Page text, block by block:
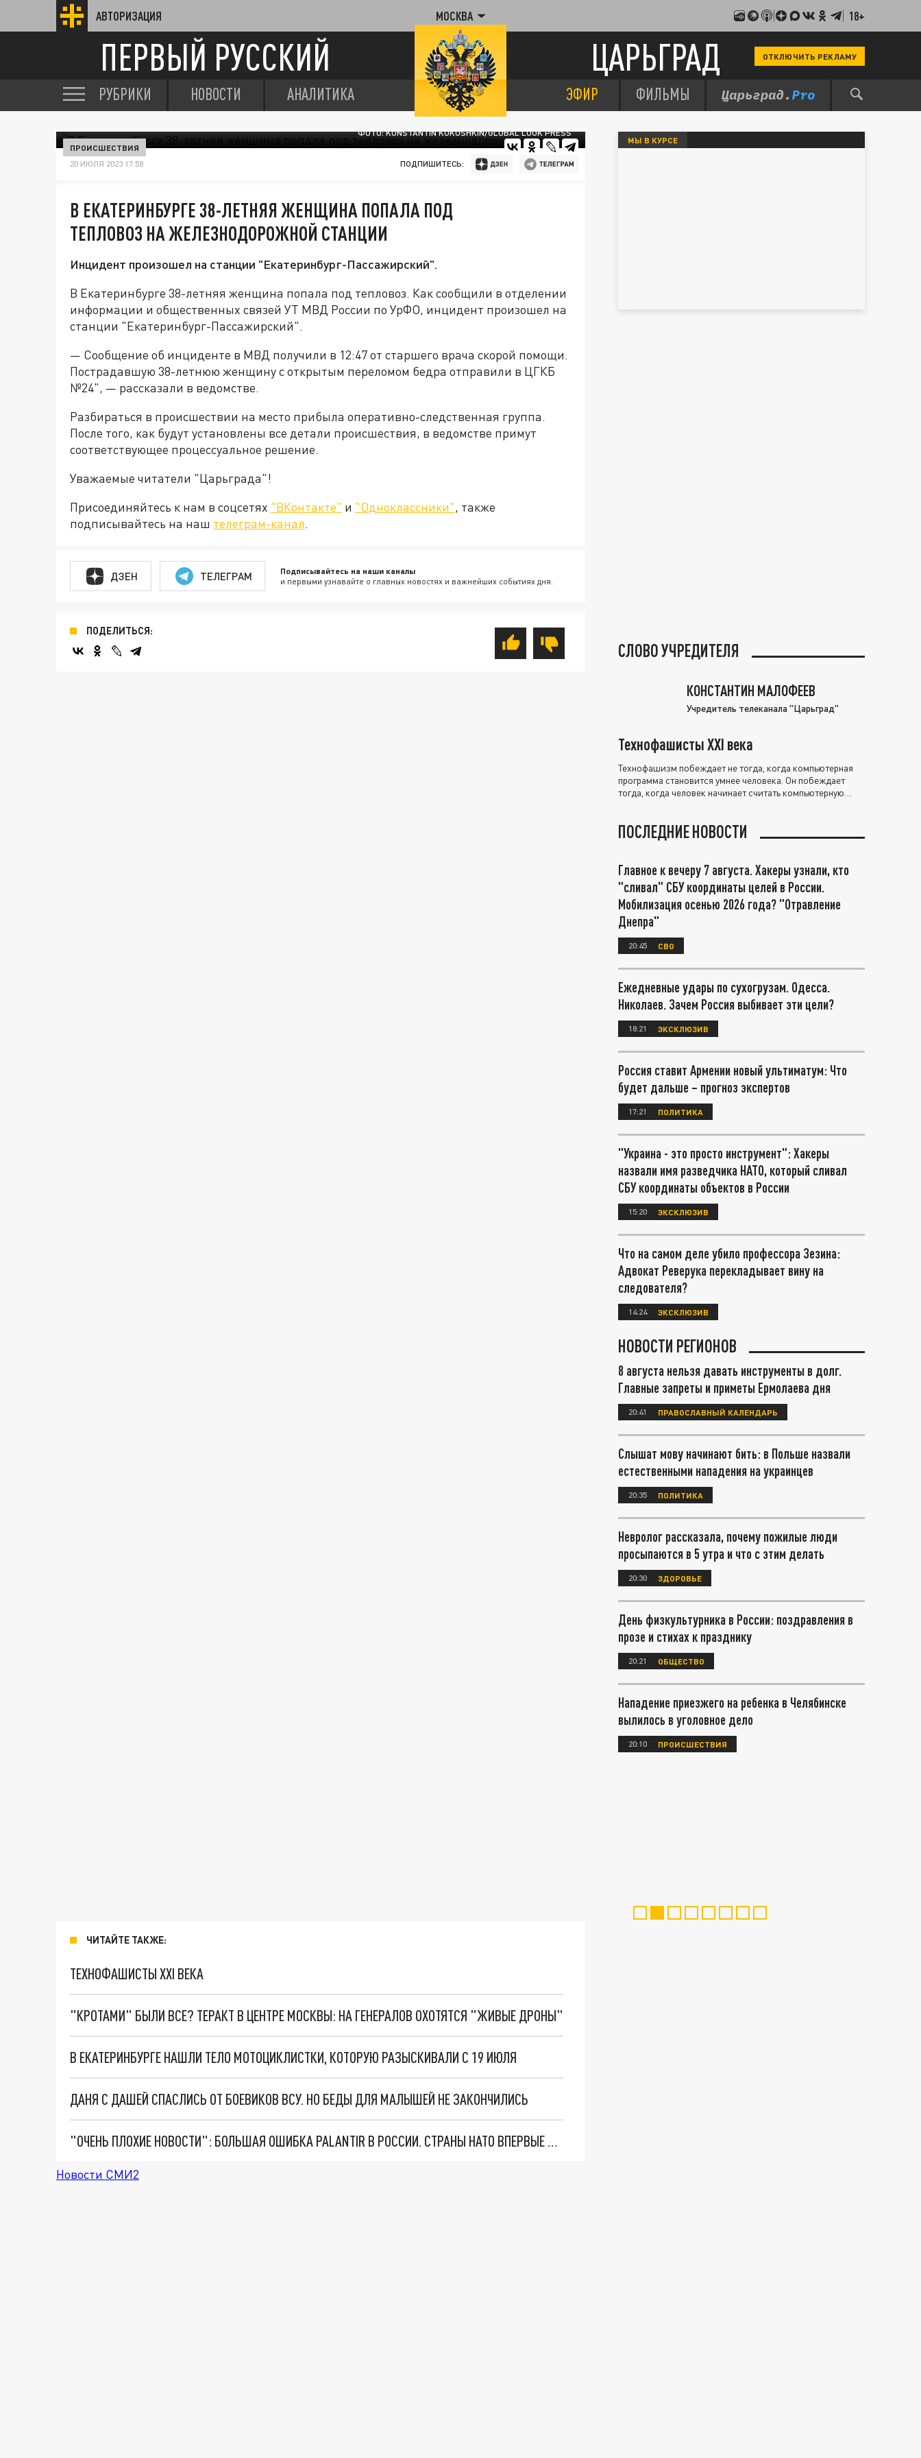
АВТОРИЗАЦИЯ МОСКВА 18+
ПЕРВЫЙ РУССКИЙ ЦАРЬГРАД ОТКЛЮЧИТЬ РЕКЛАМУ
РУБРИКИ НОВОСТИ АНАЛИТИКА ЭФИР ФИЛЬМЫ
ФОТО: KONSTANTIN KOKOSHKIN/GLOBAL LOOK PRESS
ПРОИСШЕСТВИЯ
20 ИЮЛЯ 2023 17:58 ПОДПИШИТЕСЬ:
В ЕКАТЕРИНБУРГЕ 38-ЛЕТНЯЯ ЖЕНЩИНА ПОПАЛА ПОД
ТЕПЛОВОЗ НА ЖЕЛЕЗНОДОРОЖНОЙ СТАНЦИИ
Инцидент произошел на станции "Екатеринбург-Пассажирский".
В Екатеринбурге 38-летняя женщина попала под тепловоз. Как сообщили в отделении
информации и общественных связей УТ МВД России по УрФО, инцидент произошел на
станции "Екатеринбург-Пассажирский".
— Сообщение об инциденте в МВД получили в 12:47 от старшего врача скорой помощи.
Пострадавшую 38-летнюю женщину с открытым переломом бедра отправили в ЦГКБ
№24", — рассказали в ведомстве.
Разбираться в происшествии на место прибыла оперативно-следственная группа.
После того, как будут установлены все детали происшествия, в ведомстве примут
соответствующее процессуальное решение.
Уважаемые читатели "Царьграда"!
Присоединяйтесь к нам в соцсетях "ВКонтакте" и "Одноклассники", также
подписывайтесь на наш телеграм-канал.
ДЗЕН ТЕЛЕГРАМ Подписывайтесь на наши каналы
и первыми узнавайте о главных новостях и важнейших событиях дня.
ПОДЕЛИТЬСЯ:
ЧИТАЙТЕ ТАКЖЕ:
ТЕХНОФАШИСТЫ XXI ВЕКА
"КРОТАМИ" БЫЛИ ВСЕ? ТЕРАКТ В ЦЕНТРЕ МОСКВЫ: НА ГЕНЕРАЛОВ ОХОТЯТСЯ "ЖИВЫЕ ДРОНЫ"
В ЕКАТЕРИНБУРГЕ НАШЛИ ТЕЛО МОТОЦИКЛИСТКИ, КОТОРУЮ РАЗЫСКИВАЛИ С 19 ИЮЛЯ
ДАНЯ С ДАШЕЙ СПАСЛИСЬ ОТ БОЕВИКОВ ВСУ. НО БЕДЫ ДЛЯ МАЛЫШЕЙ НЕ ЗАКОНЧИЛИСЬ
"ОЧЕНЬ ПЛОХИЕ НОВОСТИ": БОЛЬШАЯ ОШИБКА PALANTIR В РОССИИ. СТРАНЫ НАТО ВПЕРВЫЕ ЗА СВО ОСТАНОВИЛИ ПОСТАВКИ ОРУЖИЯ. ВСУ ТЕРЯЮТ ПРИГРАНИЧЬЕ?
Новости СМИ2
МЫ В КУРСЕ
СЛОВО УЧРЕДИТЕЛЯ
КОНСТАНТИН МАЛОФЕЕВ
Учредитель телеканала "Царьград"
Технофашисты XXI века
Технофашизм побеждает не тогда, когда компьютерная
программа становится умнее человека. Он побеждает
тогда, когда человек начинает считать компьютерную
ПОСЛЕДНИЕ НОВОСТИ
Главное к вечеру 7 августа. Хакеры узнали, кто
"сливал" СБУ координаты целей в России.
Мобилизация осенью 2026 года? "Отравление
Днепра"
20:45 СВО
Ежедневные удары по сухогрузам. Одесса.
Николаев. Зачем Россия выбивает эти цели?
18:21 ЭКСКЛЮЗИВ
Россия ставит Армении новый ультиматум: Что
будет дальше – прогноз экспертов
17:21 ПОЛИТИКА
"Украина - это просто инструмент": Хакеры
назвали имя разведчика НАТО, который сливал
СБУ координаты объектов в России
15:20 ЭКСКЛЮЗИВ
Что на самом деле убило профессора Зезина:
Адвокат Реверука перекладывает вину на
следователя?
14:24 ЭКСКЛЮЗИВ
НОВОСТИ РЕГИОНОВ
8 августа нельзя давать инструменты в долг.
Главные запреты и приметы Ермолаева дня
20:41 ПРАВОСЛАВНЫЙ КАЛЕНДАРЬ
Слышат мову начинают бить: в Польше назвали
естественными нападения на украинцев
20:35 ПОЛИТИКА
Невролог рассказала, почему пожилые люди
просыпаются в 5 утра и что с этим делать
20:30 ЗДОРОВЬЕ
День физкультурника в России: поздравления в
прозе и стихах к празднику
20:21 ОБЩЕСТВО
Нападение приезжего на ребенка в Челябинске
вылилось в уголовное дело
20:10 ПРОИСШЕСТВИЯ